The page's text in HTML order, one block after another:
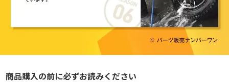
商品購入の前に必ずお読みください